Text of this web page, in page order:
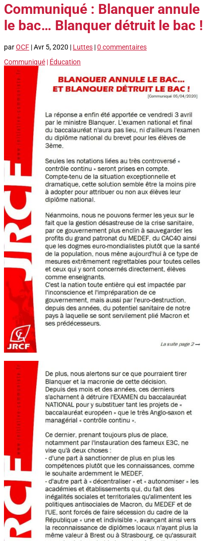
Communiqué : Blanquer annule
le bac… Blanquer détruit le bac !
parOCF |Avr 5, 2020 | Luttes |0 commentaires
Communiqué | Éducation